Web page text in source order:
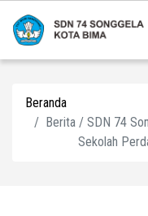
Beranda
Berita / SDN 74
Sekolah